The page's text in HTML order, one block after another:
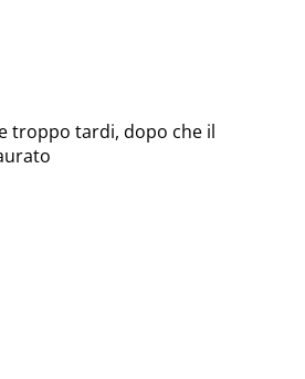
troppo tardi, dopo che il